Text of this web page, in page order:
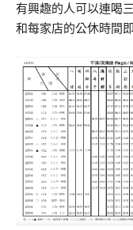
有興趣的人可以連喝
和每家店的公休時間